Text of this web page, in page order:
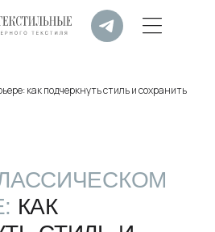
как подчеркнуть стиль и сохранить
КАК